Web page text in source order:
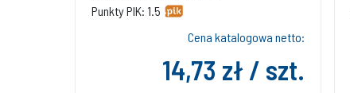
Punkty PIK: 1.5
Cena katalogowa netto:
14,73 zł / szt.